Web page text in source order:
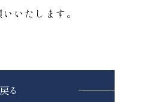
いたします。
る